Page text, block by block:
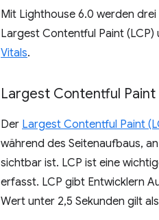
Mit Lighthouse 6.0 werden
Largest Contentful Paint
Vitals.
Largest Contentful Paint
Der Largest Contentful Paint
während des Seitenaufbaus,
sichtbar ist. LCP ist eine
erfasst. LCP gibt Entwicklern
Wert unter 2,5 Sekunden gilt als